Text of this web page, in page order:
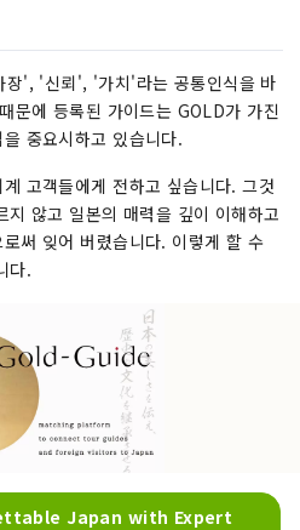
', '신뢰', '가치'라는 공통인식을 바
문에 등록된 가이드는 GOLD가 가진
중요시하고 있습니다.
고객들에게 전하고 싶습니다. 그것
않고 일본의 매력을 깊이 이해하고
써 잊어 버렸습니다. 이렇게 할 수
다.
Japan with Expert